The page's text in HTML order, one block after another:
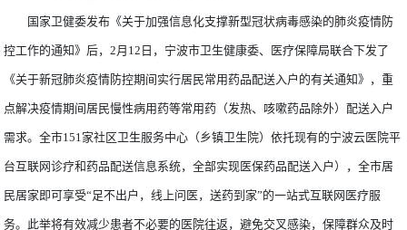
国家卫健委发布《关于加强信息化支撑新型冠状病毒感染的肺炎疫情防
控工作的通知》后，2月12日，宁波市卫生健康委、医疗保障局联合下发了
《关于新冠肺炎疫情防控期间实行居民常用药品配送入户的有关通知》，重
点解决疫情期间居民慢性病用药等常用药（发热、咳嗽药品除外）配送入户
需求。全市151家社区卫生服务中心（乡镇卫生院）依托现有的宁波云医院平
台互联网诊疗和药品配送信息系统，全部实现医保药品配送入户），全市居
民居家即可享受“足不出户，线上问医，送药到家”的一站式互联网医疗服
务。此举将有效减少患者不必要的医院往返，避免交叉感染，保障群众及时